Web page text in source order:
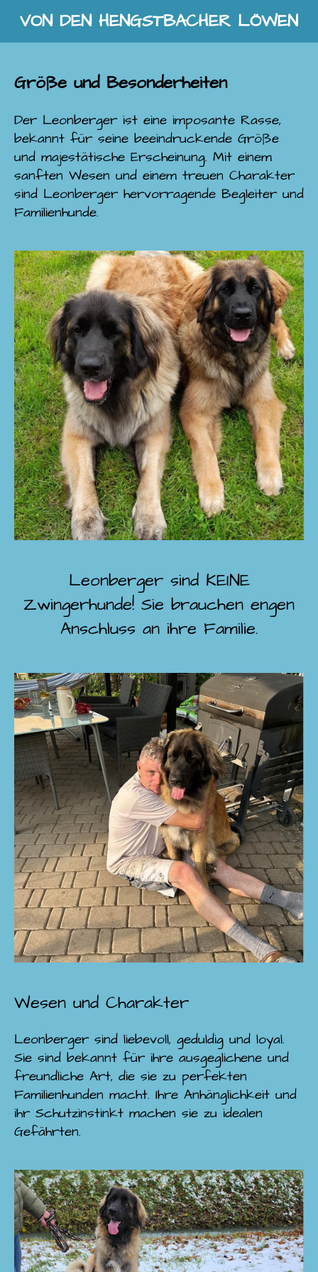
ZumVON DEN HENGSTBACHER LÖWEN
Größe und Besonderheiten
Der Leonberger ist eine imposante Rasse,
bekannt für seine beeindruckende Größe
und majestätische Erscheinung. Mit einem
sanften Wesen und einem treuen Charakter
sind Leonberger hervorragende Begleiter und
Familienhunde.
Leonberger sind KEINE
Zwingerhunde! Sie brauchen engen
Anschluss an ihre Familie.
Wesen und Charakter
Leonberger sind liebevoll, geduldig und loyal.
Sie sind bekannt für ihre ausgeglichene und
freundliche Art, die sie zu perfekten
Familienhunden macht. Ihre Anhänglichkeit und
ihr Schutzinstinkt machen sie zu idealen
Gefährten.